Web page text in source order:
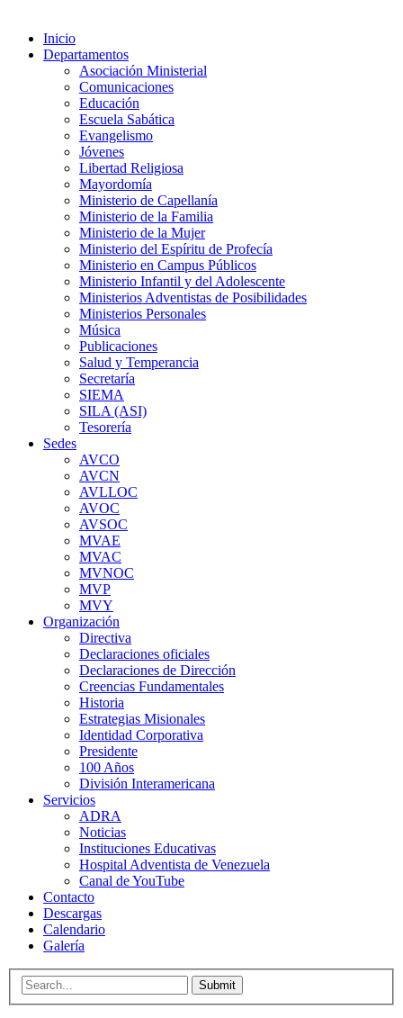
Inicio
Departamentos
Asociación Ministerial
Comunicaciones
Educación
Escuela Sabática
Evangelismo
Jóvenes
Libertad Religiosa
Mayordomía
Ministerio de Capellanía
Ministerio de la Familia
Ministerio de la Mujer
Ministerio del Espíritu de Profecía
Ministerio en Campus Públicos
Ministerio Infantil y del Adolescente
Ministerios Adventistas de Posibilidades
Ministerios Personales
Música
Publicaciones
Salud y Temperancia
Secretaría
SIEMA
SILA (ASI)
Tesorería
Sedes
AVCO
AVCN
AVLLOC
AVOC
AVSOC
MVAE
MVAC
MVNOC
MVP
MVY
Organización
Directiva
Declaraciones oficiales
Declaraciones de Dirección
Creencias Fundamentales
Historia
Estrategias Misionales
Identidad Corporativa
Presidente
100 Años
División Interamericana
Servicios
ADRA
Noticias
Instituciones Educativas
Hospital Adventista de Venezuela
Canal de YouTube
Contacto
Descargas
Calendario
Galería
Submit